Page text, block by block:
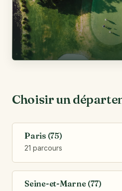
Choisir un
Paris (75)
21 parcours
Seine-et-Marne (77)